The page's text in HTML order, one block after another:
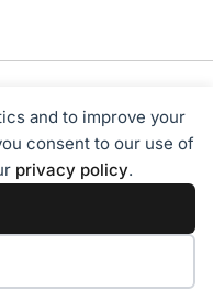
and to improve your
consent to our use of
privacy policy.
Privacy Policy
Siber